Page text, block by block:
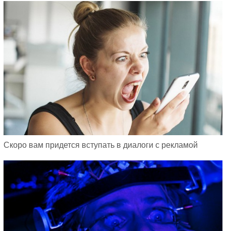
Скоро вам придется вступать в диалоги с рекламой